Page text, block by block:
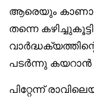
ആരെയും കാണാൻ
തന്നെ
പടർന്നു കയറാൻ
പിറ്റേന്ന്